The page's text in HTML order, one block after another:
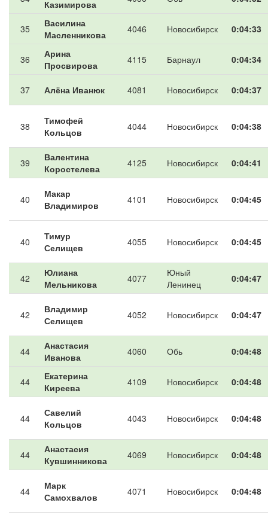
Казимирова
35
Василина
Масленникова
4046 Новосибирск 0:04:33
36
Арина
Просвирова
4115 Барнаул 0:04:34
37 Алёна Иванюк 4081 Новосибирск 0:04:37
38
Тимофей
Кольцов
4044 Новосибирск 0:04:38
39
Валентина
Коростелева
4125 Новосибирск 0:04:41
40
Макар
Владимиров
4101 Новосибирск 0:04:45
40
Тимур
Селищев
4055 Новосибирск 0:04:45
42
Юлиана
Мельникова
4077
Юный
Ленинец
0:04:47
42
Владимир
Селищев
4052 Новосибирск 0:04:47
44
Анастасия
Иванова
4060 Обь 0:04:48
44
Екатерина
Киреева
4109 Новосибирск 0:04:48
44
Савелий
Кольцов
4043 Новосибирск 0:04:48
44
Анастасия
Кувшинникова
4069 Новосибирск 0:04:48
44
Марк
Самохвалов
4071 Новосибирск 0:04:48